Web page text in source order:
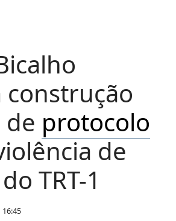
construção
de protocolo
de
TRT-1
16:45